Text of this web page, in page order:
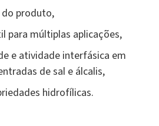
produto,
para múltiplas aplicações,
e atividade interfásica em
de sal e álcalis,
hidrofílicas.